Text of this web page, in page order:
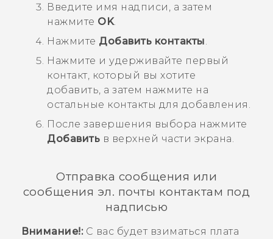
Введите имя надписи, а затем
нажмите OK.
Нажмите Добавить контакты
Нажмите и удерживайте первый
контакт, который вы хотите
добавить, а затем нажмите на
остальные контакты для добавления.
После завершения выбора нажмите
Добавить в верхней части экрана.
Отправка сообщения или
сообщения эл. почты контактам под
надписью
Внимание!:С вас будет взиматься плата